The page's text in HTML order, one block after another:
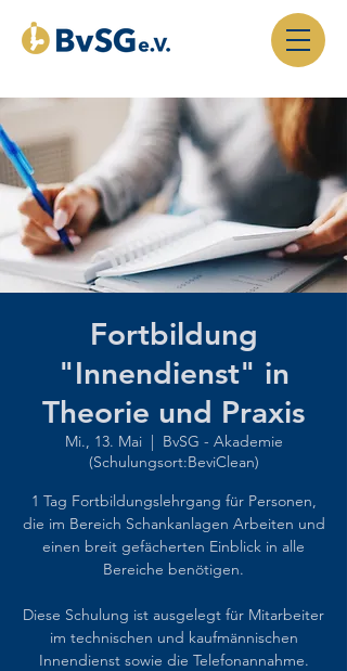
Fortbildung
"Innendienst" in
Theorie und Praxis
Mi., 13. Mai
  |
BvSG - Akademie
(Schulungsort:BeviClean)
1 Tag Fortbildungslehrgang für Personen,
die im Bereich Schankanlagen Arbeiten und
einen breit gefächerten Einblick in alle
Bereiche benötigen.
Diese Schulung ist ausgelegt für Mitarbeiter
im technischen und kaufmännischen
Innendienst sowie die Telefonannahme.